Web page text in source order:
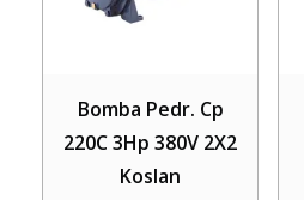
Bomba Pedr. Cp
220C 3Hp 380V 2X2
Koslan